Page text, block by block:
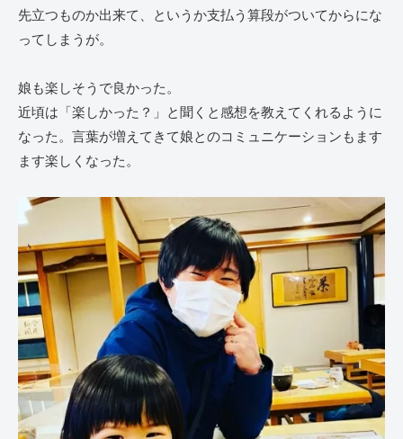
先立つものか出来て、というか支払う算段がついてからにな
ってしまうが。
娘も楽しそうで良かった。
近頃は「楽しかった？」と聞くと感想を教えてくれるように
なった。言葉が増えてきて娘とのコミュニケーションもます
ます楽しくなった。